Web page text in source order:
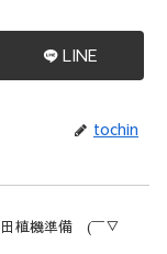
LINE
tochin
田植機準備 (￣▽